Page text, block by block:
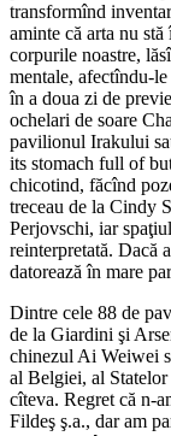
transformînd
aminte că arta nu
corpurile noastre,
mentale, afectîndu-
în a doua zi de
ochelari de soare
pavilionul Irakului
its stomach full of
chicotind, făcînd
treceau de la Cindy
Perjovschi, iar
reinterpretată. Dacă
datorează în mare
Dintre cele 88 de
de la Giardini şi
chinezul Ai Weiwei
al Belgiei, al
cîteva. Regret că n-
Fildeş ş.a., dar am